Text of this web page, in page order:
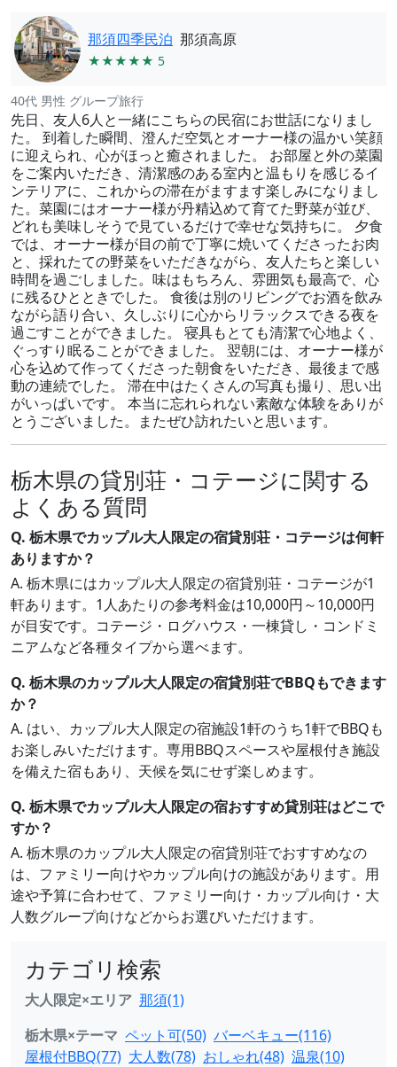
那須四季民泊 那須高原
★★★★★ 5
40代 男性 グループ旅行
先日、友人6人と一緒にこちらの民宿にお世話になりまし
た。 到着した瞬間、澄んだ空気とオーナー様の温かい笑顔
に迎えられ、心がほっと癒されました。 お部屋と外の菜園
をご案内いただき、清潔感のある室内と温もりを感じるイ
ンテリアに、これからの滞在がますます楽しみになりまし
た。菜園にはオーナー様が丹精込めて育てた野菜が並び、
どれも美味しそうで見ているだけで幸せな気持ちに。 夕食
では、オーナー様が目の前で丁寧に焼いてくださったお肉
と、採れたての野菜をいただきながら、友人たちと楽しい
時間を過ごしました。味はもちろん、雰囲気も最高で、心
に残るひとときでした。 食後は別のリビングでお酒を飲み
ながら語り合い、久しぶりに心からリラックスできる夜を
過ごすことができました。 寝具もとても清潔で心地よく、
ぐっすり眠ることができました。 翌朝には、オーナー様が
心を込めて作ってくださった朝食をいただき、最後まで感
動の連続でした。 滞在中はたくさんの写真も撮り、思い出
がいっぱいです。 本当に忘れられない素敵な体験をありが
とうございました。またぜひ訪れたいと思います。
栃木県の貸別荘・コテージに関する
よくある質問
Q. 栃木県でカップル大人限定の宿貸別荘・コテージは何軒
ありますか？
A. 栃木県にはカップル大人限定の宿貸別荘・コテージが1
軒あります。1人あたりの参考料金は10,000円～10,000円
が目安です。コテージ・ログハウス・一棟貸し・コンドミ
ニアムなど各種タイプから選べます。
Q. 栃木県のカップル大人限定の宿貸別荘でBBQもできます
か？
A. はい、カップル大人限定の宿施設1軒のうち1軒でBBQも
お楽しみいただけます。専用BBQスペースや屋根付き施設
を備えた宿もあり、天候を気にせず楽しめます。
Q. 栃木県でカップル大人限定の宿おすすめ貸別荘はどこで
すか？
A. 栃木県のカップル大人限定の宿貸別荘でおすすめなの
は、ファミリー向けやカップル向けの施設があります。用
途や予算に合わせて、ファミリー向け・カップル向け・大
人数グループ向けなどからお選びいただけます。
カテゴリ検索
大人限定×エリア 那須(1)
栃木県×テーマ ペット可(50) バーベキュー(116)
屋根付BBQ(77) 大人数(78) おしゃれ(48) 温泉(10)